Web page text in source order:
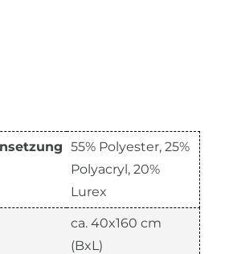
55% Polyester, 25%
Polyacryl, 20%
Lurex
ca. 40x160 cm
(BxL)